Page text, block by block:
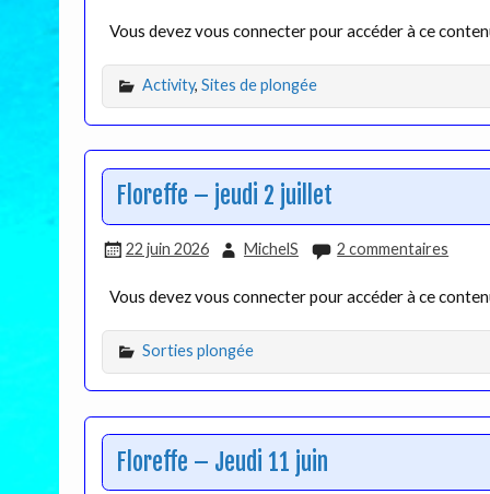
Vous devez vous connecter pour accéder à ce
Activity,Sites de plongée
Floreffe – jeudi 2 juillet
22 juin 2026 MichelS 2 commentaires
Vous devez vous connecter pour accéder à ce
Sorties plongée
Floreffe – Jeudi 11 juin